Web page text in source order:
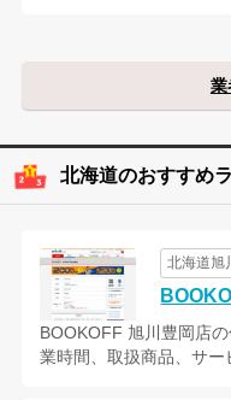
業
北海道のおすすめ
北海道旭
BOOKOFF 旭川豊岡店
業時間、取扱商品、サー